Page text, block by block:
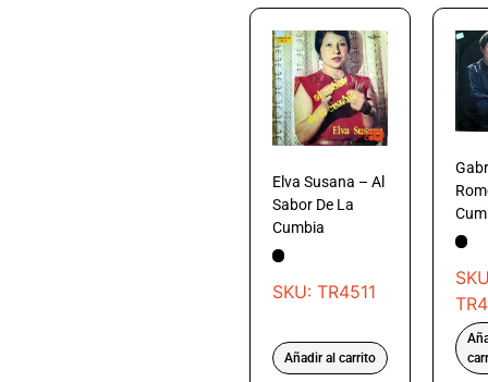
Elva Susana – Al
Sabor De La
Cumbia
SKU: TR4511
Añadir al carrito